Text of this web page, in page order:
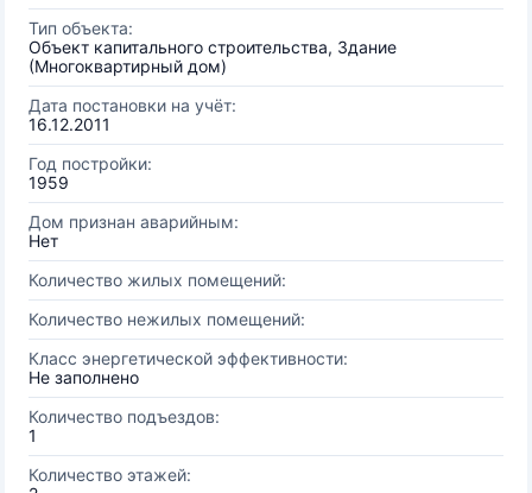
Тип объекта:
Объект капитального строительства, Здание
(Многоквартирный дом)
Дата постановки на учёт:
16.12.2011
Год постройки:
1959
Дом признан аварийным:
Нет
Количество жилых помещений:
Количество нежилых помещений:
Класс энергетической эффективности:
Не заполнено
Количество подъездов:
1
Количество этажей: